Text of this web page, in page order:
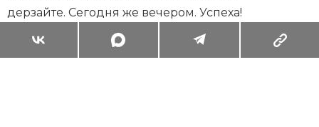
дерзайте. Сегодня же вечером. Успеха!